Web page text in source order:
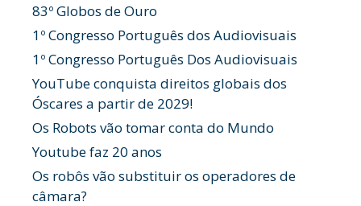
83º Globos de Ouro
1º Congresso Português dos Audiovisuais
1º Congresso Português Dos Audiovisuais
YouTube conquista direitos globais dos
Óscares a partir de 2029!
Os Robots vão tomar conta do Mundo
Youtube faz 20 anos
Os robôs vão substituir os operadores de
câmara?